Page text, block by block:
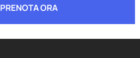
PRENOTA ORA